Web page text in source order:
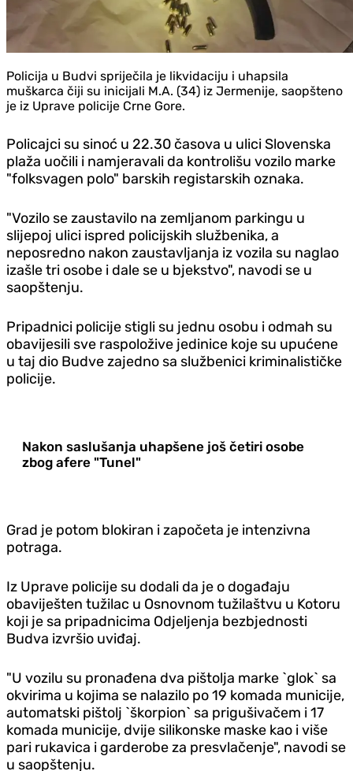
Policija u Budvi spriječila je likvidaciju i uhapsila
muškarca čiji su inicijali M.A. (34) iz Jermenije, saopšteno
je iz Uprave policije Crne Gore.
Policajci su sinoć u 22.30 časova u ulici Slovenska
plaža uočili i namjeravali da kontrolišu vozilo marke
"folksvagen polo" barskih registarskih oznaka.
"Vozilo se zaustavilo na zemljanom parkingu u
slijepoj ulici ispred policijskih službenika, a
neposredno nakon zaustavljanja iz vozila su naglao
izašle tri osobe i dale se u bjekstvo", navodi se u
saopštenju.
Pripadnici policije stigli su jednu osobu i odmah su
obavijesili sve raspoložive jedinice koje su upućene
u taj dio Budve zajedno sa službenici kriminalističke
policije.
Nakon saslušanja uhapšene još četiri osobe
zbog afere "Tunel"
Grad je potom blokiran i započeta je intenzivna
potraga.
Iz Uprave policije su dodali da je o događaju
obaviješten tužilac u Osnovnom tužilaštvu u Kotoru
koji je sa pripadnicima Odjeljenja bezbjednosti
Budva izvršio uviđaj.
"U vozilu su pronađena dva pištolja marke `glok` sa
okvirima u kojima se nalazilo po 19 komada municije,
automatski pištolj `škorpion` sa prigušivačem i 17
komada municije, dvije silikonske maske kao i više
pari rukavica i garderobe za presvlačenje", navodi se
u saopštenju.